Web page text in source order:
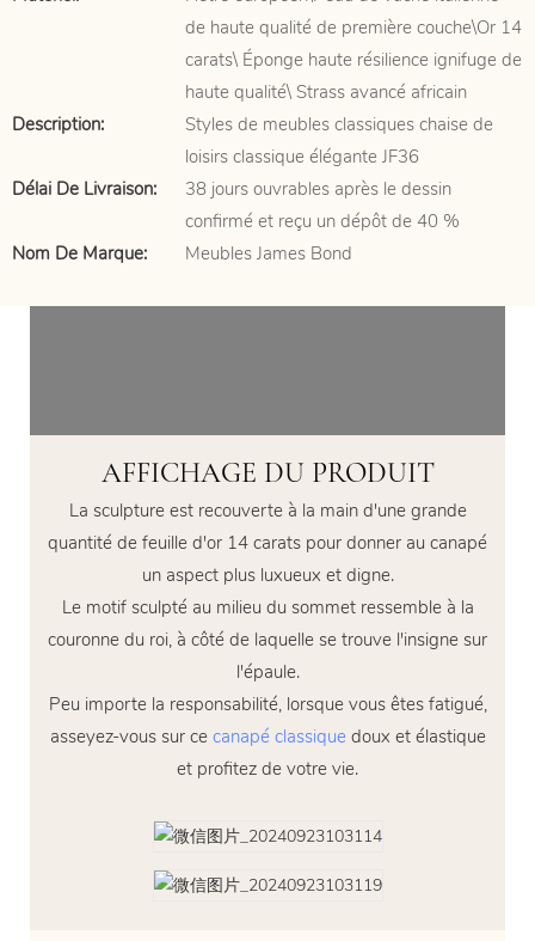
de haute qualité de première couche\Or 14
carats\ Éponge haute résilience ignifuge de
haute qualité\ Strass avancé africain
Description:
Styles de meubles classiques chaise de
loisirs classique élégante JF36
Délai De Livraison:
38 jours ouvrables après le dessin
confirmé et reçu un dépôt de 40 %
Nom De Marque:
Meubles James Bond
AFFICHAGE DU PRODUIT
La sculpture est recouverte à la main d'une grande
quantité de feuille d'or 14 carats pour donner au canapé
un aspect plus luxueux et digne.
Le motif sculpté au milieu du sommet ressemble à la
couronne du roi, à côté de laquelle se trouve l'insigne sur
l'épaule.
Peu importe la responsabilité, lorsque vous êtes fatigué,
asseyez-vous sur ce canapé classique doux et élastique
et profitez de votre vie.